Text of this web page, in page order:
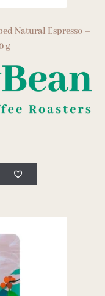
Natural Espresso –
g